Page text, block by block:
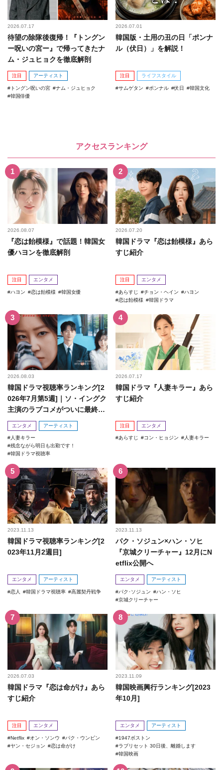
2026.07.17
待望の除隊後復帰！『トングン
ー呪いの宮ー』で帰ってきたナ
ム・ジュヒョクを徹底解剖
注目 アーティスト
トングン呪いの宮
ナム・ジュヒョク
韓国俳優
2026.07.01
韓国版・土用の丑の日「ポンナ
ル（伏日）」を解説！
注目 ライフスタイル
サムゲタン ポンナル 伏日 韓国文化
アクセスランキング
2026.08.07
『恋は飴模様』で話題！韓国女
優ハヨンを徹底解剖
注目 エンタメ
ハヨン 恋は飴模様 韓国女優
2026.07.20
韓国ドラマ『恋は飴模様』あら
すじ紹介
注目 エンタメ
あらすじ チョン・ヘイン
ハヨン
恋は飴模様
韓国ドラマ
2026.08.03
韓国ドラマ視聴率ランキング[2
026年7月第5週]｜ソ・イングク
主演のラブコメがついに最終
回！
エンタメ アーティスト
人妻キラー
残念ながら明日も出勤です！
韓国ドラマ視聴率
2026.07.17
韓国ドラマ『人妻キラー』あら
すじ紹介
注目 エンタメ
あらすじ コン・ヒョジン 人妻キラー
2023.11.13
韓国ドラマ視聴率ランキング[2
023年11月2週目]
エンタメ アーティスト
恋人 韓国ドラマ視聴率 高麗契丹戦争
2023.11.13
パク・ソジュン×ハン・ソヒ
『京城クリーチャー』12月にN
etflix公開へ
エンタメ アーティスト
パク･ソジュン
ハン・ソヒ
京城クリーチャー
2026.07.03
韓国ドラマ『恋は命がけ』あら
すじ紹介
注目 エンタメ
Netflix オン・ソンウ
パク・ウンビン
ヤン・セジョン
恋は命がけ
2023.11.09
韓国映画興行ランキング[2023
年10月]
エンタメ アーティスト
1947ボストン
ラブリセット 30日後、離婚します
韓国映画